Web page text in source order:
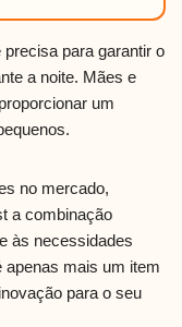
para garantir o
a noite. Mães e
um
no mercado,
a combinação
às necessidades
apenas mais um item
para o seu